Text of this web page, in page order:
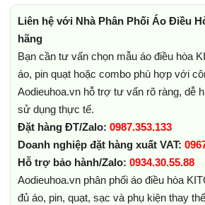
Liên hệ với Nhà Phân Phối Áo Điều
hãng
Bạn cần tư vấn chọn mẫu áo điều hòa
áo, pin quạt hoặc combo phù hợp với
Aodieuhoa.vn hỗ trợ tư vấn rõ ràng, dễ
sử dụng thực tế.
Đặt hàng ĐT/Zalo: 0987.353.133
Doanh nghiệp đặt hàng xuất VAT:
Hỗ trợ bảo hành/Zalo: 0934.30.55.88
Aodieuhoa.vn phân phối áo điều hòa
đủ áo, pin, quạt, sạc và phụ kiện thay